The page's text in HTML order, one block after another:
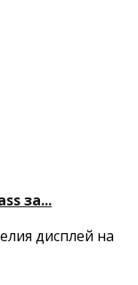
за...
дисплей на